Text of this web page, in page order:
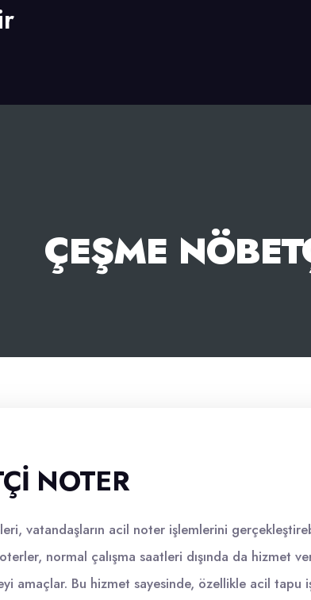
ÇEŞME
NOTER
vatandaşların acil noter işlemlerini
normal çalışma saatleri dışında da hizmet
amaçlar. Bu hizmet sayesinde, özellikle acil tapu